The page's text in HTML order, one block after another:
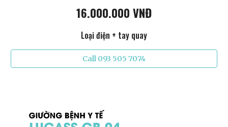
16.000.000 VNĐ
Loại điện + tay quay
Call 093 505 7074